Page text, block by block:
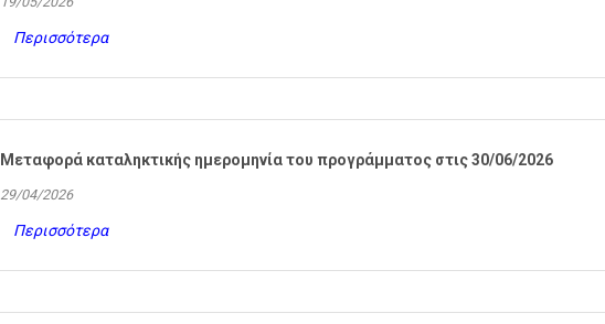
Περισσότερα
Μεταφορά καταληκτικής ημερομηνία του προγράμματος στις 30/06/2026
29/04/2026
Περισσότερα